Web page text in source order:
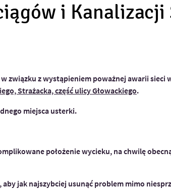
i Kanalizacji
związku z wystąpieniem poważnej awarii
Strażacka, część ulicy Głowackiego.
miejsca usterki.
położenie wycieku, na chwilę
jak najszybciej usunąć problem mimo